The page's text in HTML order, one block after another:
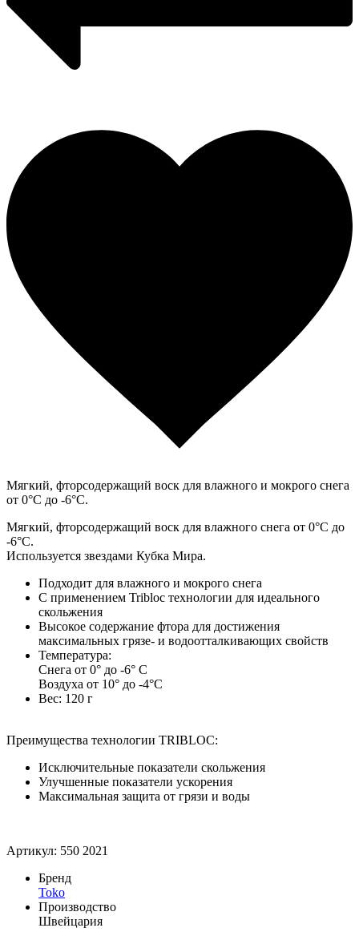
Мягкий, фторсодержащий воск для влажного и мокрого снега
от 0°С до -6°С.
Мягкий, фторсодержащий воск для влажного снега от 0°С до
-6°С.
Используется звездами Кубка Мира.
Подходит для влажного и мокрого снега
С применением Tribloc технологии для идеального
скольжения
Высокое содержание фтора для достижения
максимальных грязе- и водоотталкивающих свойств
Температура:
Снега от 0° до -6° C
Воздуха от 10° до -4°C
Вес: 120 г
Преимущества технологии TRIBLOC:
Исключительные показатели скольжения
Улучшенные показатели ускорения
Максимальная защита от грязи и воды
Артикул: 550 2021
Бренд
Toko
Производство
Швейцария